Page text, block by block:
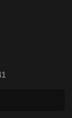
ventana nueva)